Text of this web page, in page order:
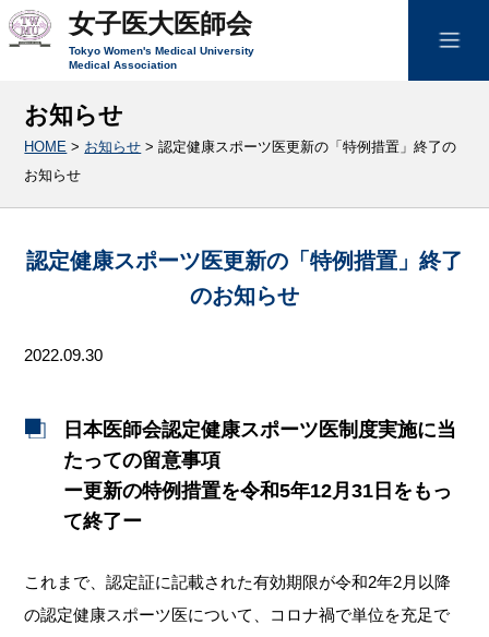
女子医大医師会
Tokyo Women's Medical University
Medical Association
お知らせ
HOME > お知らせ >認定健康スポーツ医更新の「特例措置」終了の
お知らせ
認定健康スポーツ医更新の「特例措置」終了
のお知らせ
2022.09.30
日本医師会認定健康スポーツ医制度実施に当
たっての留意事項
ー更新の特例措置を令和5年12月31日をもっ
て終了ー
これまで、認定証に記載された有効期限が令和2年2月以降
の認定健康スポーツ医について、コロナ禍で単位を充足で